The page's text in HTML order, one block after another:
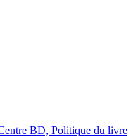
BD, Politique du livre